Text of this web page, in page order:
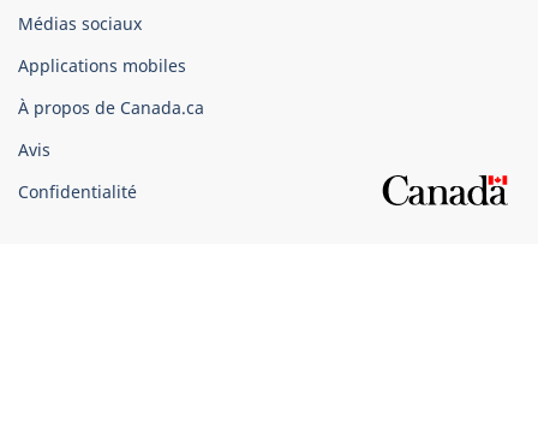
Organisation
gouvernement
du
Canada
Médias sociaux
Applications mobiles
À propos de Canada.ca
Avis
Confidentialité